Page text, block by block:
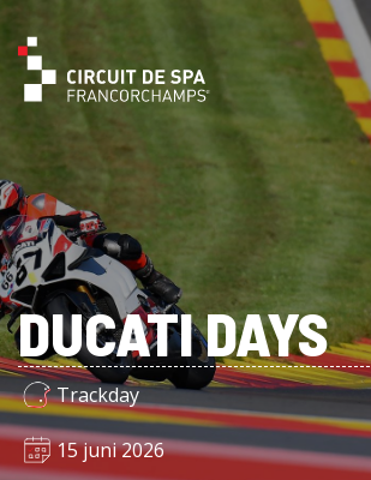
DUCATI DAYS
Trackday
15 juni 2026